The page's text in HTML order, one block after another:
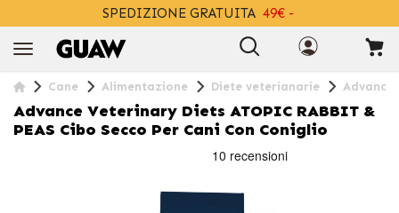
SPEDIZIONE GRATUITA 49€ -
Cane Alimentazione Diete veterianarie Advance
Advance Veterinary Diets ATOPIC RABBIT &
PEAS Cibo Secco Per Cani Con Coniglio